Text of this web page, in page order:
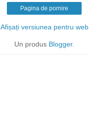
Pagina de pornire
Afișați versiunea pentru web
Un produs Blogger.